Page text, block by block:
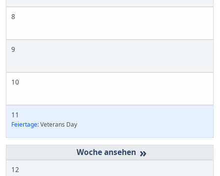
8
9
10
11
Feiertage:Veterans Day
»
12